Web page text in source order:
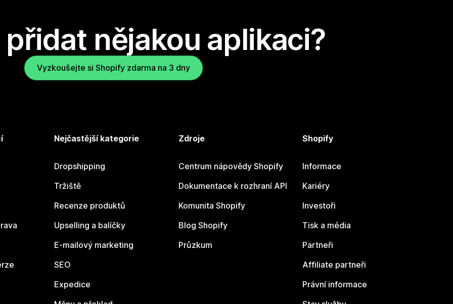
nějakou aplikaci?
Vyzkoušejte si Shopify zdarma na 3 dny
Nejčastější kategorie
Dropshipping
Tržiště
Recenze produktů
Upselling a balíčky
E-mailový marketing
SEO
Expedice
Zdroje
Centrum nápovědy Shopify
Dokumentace k rozhraní API
Komunita Shopify
Blog Shopify
Průzkum
Shopify
Informace
Kariéry
Investoři
Tisk a média
Partneři
Affiliate partneři
Právní informace